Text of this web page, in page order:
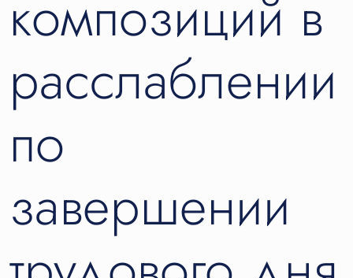
композиций в
расслаблении
по
завершении